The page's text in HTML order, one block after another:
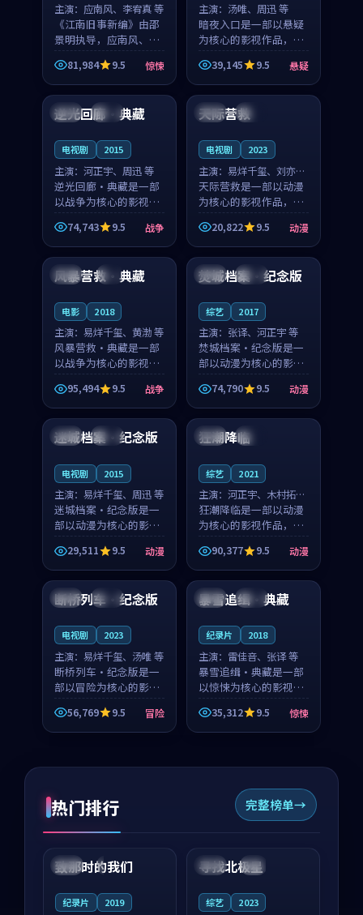
主演： 应南风、李宥真 等
《江南旧事新编》由邵
景明执导，应南风、李
宥真领衔主演，是一部
2018年上映的日本惊悚
综艺。影片以邻里温情
为切入，呈现一段从初
遇到告别都浸着真实
81,984 9.5 惊悚
主演： 汤唯、周迅 等
暗夜入口是一部以悬疑
为核心的影视作品，围
绕危机、反转与人物成
长展开，整体节奏紧
凑，值得推荐观看。
39,145 9.5 悬疑
英国 独播
逆光回廊·典藏
电视剧 2015
主演： 河正宇、周迅 等
逆光回廊·典藏是一部
以战争为核心的影视作
品，围绕危机、反转与
人物成长展开，整体节
奏紧凑，值得推荐观
74,743 9.5 战争
美国 热播
天际营救
电视剧 2023
主演： 易烊千玺、刘亦菲
等
天际营救是一部以动漫
为核心的影视作品，围
绕危机、反转与人物成
长展开，整体节奏紧
凑，值得推荐观看。
20,822 9.5 动漫
泰国 4K
风暴营救·典藏
电影 2018
主演： 易烊千玺、黄渤 等
风暴营救·典藏是一部
以战争为核心的影视作
品，围绕危机、反转与
人物成长展开，整体节
奏紧凑，值得推荐观
看。
95,494 9.5 战争
日本 完结
焚城档案·纪念版
综艺 2017
主演： 张译、河正宇 等
焚城档案·纪念版是一
部以动漫为核心的影视
作品，围绕危机、反转
与人物成长展开，整体
节奏紧凑，值得推荐观
看。
74,790 9.5 动漫
中国 杜比
迷城档案·纪念版
电视剧 2015
主演： 易烊千玺、周迅 等
迷城档案·纪念版是一
部以动漫为核心的影视
作品，围绕危机、反转
与人物成长展开，整体
节奏紧凑，值得推荐观
看。
29,511 9.5 动漫
泰国 高分
狂潮降临
综艺 2021
主演： 河正宇、木村拓哉
等
狂潮降临是一部以动漫
为核心的影视作品，围
绕危机、反转与人物成
长展开，整体节奏紧
凑，值得推荐观看。
90,377 9.5 动漫
中国 高分
断桥列车·纪念版
电视剧 2023
主演： 易烊千玺、汤唯 等
断桥列车·纪念版是一
部以冒险为核心的影视
作品，围绕危机、反转
与人物成长展开，整体
节奏紧凑，值得推荐观
56,769 9.5 冒险
中国 热播
暴雪追缉·典藏
纪录片 2018
主演： 雷佳音、张译 等
暴雪追缉·典藏是一部
以惊悚为核心的影视作
品，围绕危机、反转与
人物成长展开，整体节
奏紧凑，值得推荐观
35,312 9.5 惊悚
热门排行 完整榜单
中国 4K
99:22
致那时的我们
纪录片 2019
中国 4K
99:18
寻找北极星
综艺 2023